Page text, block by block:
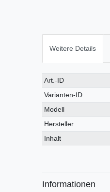
Weitere Details
Technisches
Merkmal
Wert
Art.-ID
Varianten-ID
Modell
Hersteller
Inhalt
Informationen